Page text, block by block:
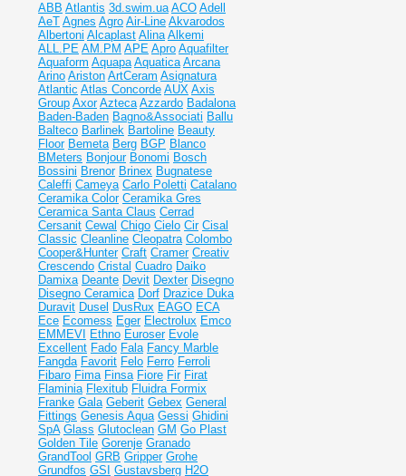
ABB Atlantis 3d.swim.ua ACO Adell
AeT Agnes Agro Air-Line Akvarodos
Albertoni Alcaplast Alina Alkemi
ALL.PE AM.PM APE Apro Aquafilter
Aquaform Aquapa Aquatica Arcana
Arino Ariston ArtCeram Asignatura
Atlantic Atlas Concorde AUX Axis
Group Axor Azteca Azzardo Badalona
Baden-Baden Bagno&Associati Ballu
Balteco Barlinek Bartoline Beauty
Floor Bemeta Berg BGP Blanco
BMeters Bonjour Bonomi Bosch
Bossini Brenor Brinex Bugnatese
Caleffi Cameya Carlo Poletti Catalano
Ceramika Color Ceramika Gres
Ceramiсa Santa Claus Cerrad
Cersanit Cewal Chigo Cielo Cir Cisal
Classic Cleanline Cleopatra Colombo
Cooper&Hunter Craft Cramer Creativ
Crescendo Cristal Cuadro Daiko
Damixa Deante Devit Dexter Disegno
Disegno Ceramica Dorf Drazice Duka
Duravit Dusel DusRux EAGO ECA
Ece Ecomess Eger Electrolux Emco
EMMEVI
Ethno Euroser Evole
Excellent Fado Fala Fancy Marble
Fangda Favorit Felo Ferro Ferroli
Fibaro Fima Finsa Fiore Fir Firat
Flaminia Flexitub Fluidra Formix
Franke Gala Geberit Gebex General
Fittings Genesis Aqua Gessi Ghidini
SpA Glass Glutoclean GM Go Plast
Golden Tile Gorenje Granado
GrandTool GRB Gripper Grohe
Grundfos GSI Gustavsberg H2O